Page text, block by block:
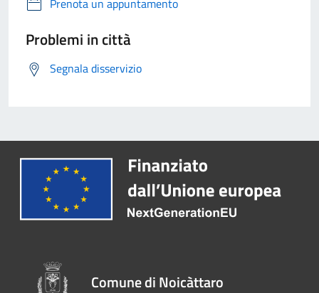
Problemi in città
Segnala disservizio
Comune di Noicàttaro